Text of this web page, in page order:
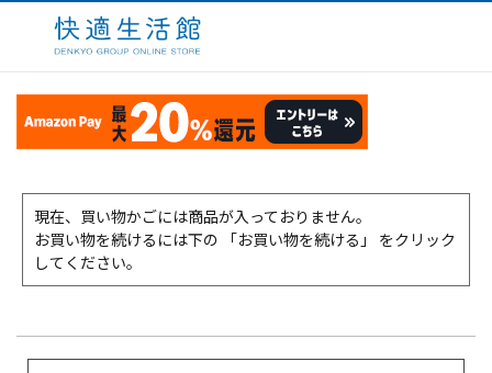
現在、買い物かごには商品が入っておりません。
お買い物を続けるには下の 「お買い物を続ける」 をクリック
してください。